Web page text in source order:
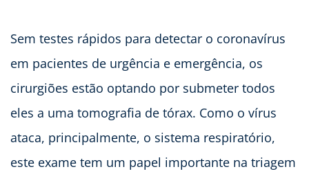
Sem testes rápidos para detectar o coronavírus
em pacientes de urgência e emergência, os
cirurgiões estão optando por submeter todos
eles a uma tomografia de tórax. Como o vírus
ataca, principalmente, o sistema respiratório,
este exame tem um papel importante na triagem